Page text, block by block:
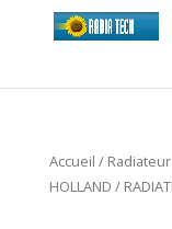
Accueil /
HOLLAND /